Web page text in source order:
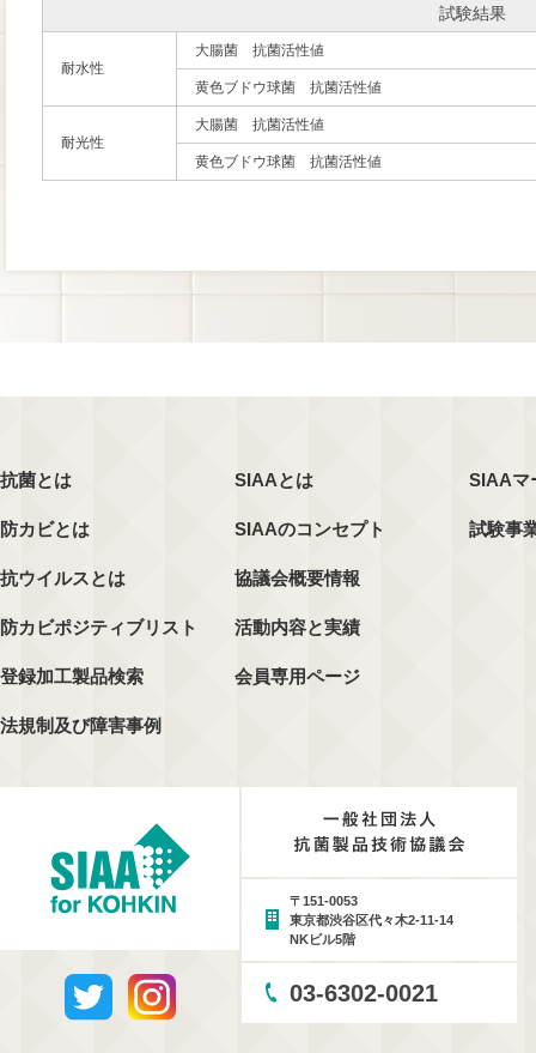
試験結果
耐水性
大腸菌 抗菌活性値
黄色ブドウ球菌 抗菌活性値
耐光性
大腸菌 抗菌活性値
黄色ブドウ球菌 抗菌活性値
抗菌とは
防カビとは
抗ウイルスとは
防カビポジティブリスト
登録加工製品検索
法規制及び障害事例
SIAAとは
SIAAのコンセプト
協議会概要情報
活動内容と実績
会員専用ページ
SIAAマ
試験事
〒151-0053
東京都渋谷区代々木2-11-14
NKビル5階
03-6302-0021